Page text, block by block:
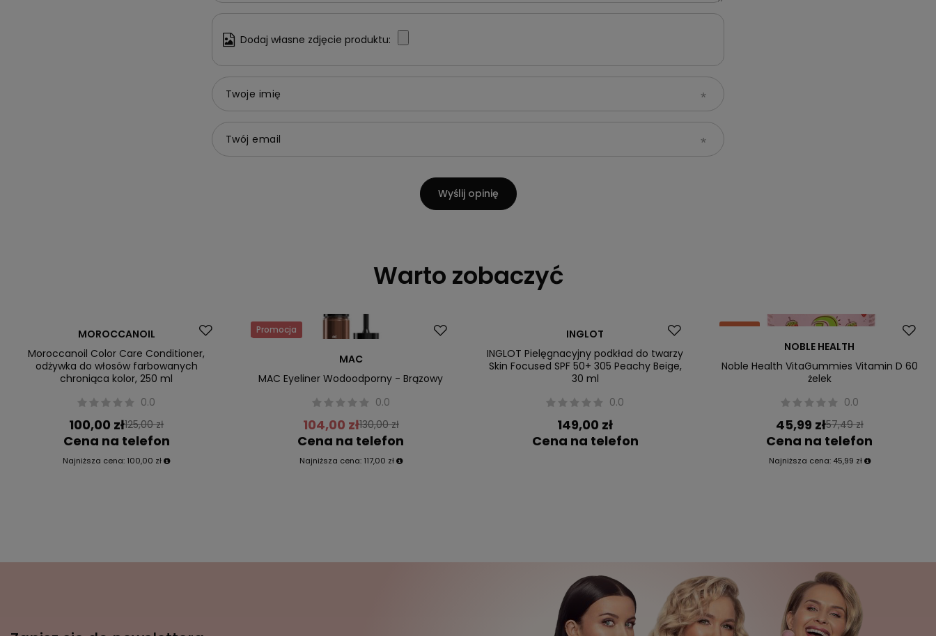
Dodaj własne zdjęcie produktu:
Twoje imię
Twój email
Wyślij opinię
Warto zobaczyć
MOROCCANOIL
Moroccanoil Color Care Conditioner,
odżywka do włosów farbowanych
chroniąca kolor, 250 ml
0.0
100,00 zł125,00 zł
Cena na telefon
Najniższa cena: 100,00 zł
Promocja
MAC
MAC Eyeliner Wodoodporny - Brązowy
0.0
104,00 zł130,00 zł
Cena na telefon
Najniższa cena: 117,00 zł
INGLOT
INGLOT Pielęgnacyjny podkład do twarzy
Skin Focused SPF 50+ 305 Peachy Beige,
30 ml
0.0
149,00 zł
Cena na telefon
Okazja
NOBLE HEALTH
Noble Health VitaGummies Vitamin D 60
żelek
0.0
45,99 zł57,49 zł
Cena na telefon
Najniższa cena: 45,99 zł